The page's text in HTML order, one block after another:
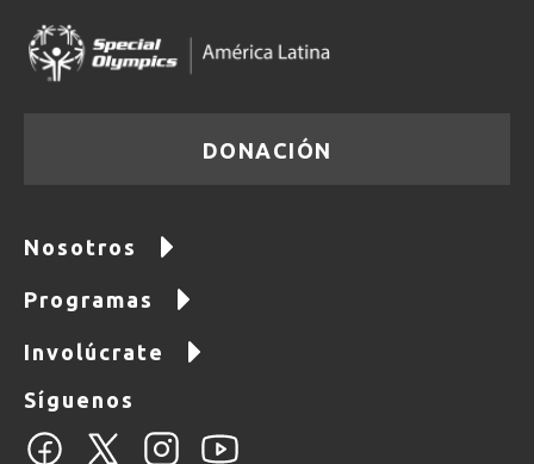
DONACIÓN
Nosotros
Programas
Involúcrate
Síguenos